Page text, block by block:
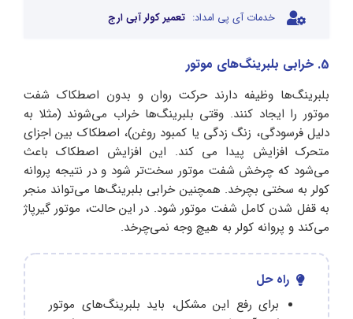
خدمات آی پی امداد: تعمیر کولر آبی ارج
5. خرابی بلبرینگ‌های موتور
بلبرینگ‌ها وظیفه دارند حرکت روان و بدون اصطکاک شفت
موتور را ایجاد کنند. وقتی بلبرینگ‌ها خراب می‌شوند (مثلا به
دلیل فرسودگی، زنگ زدگی یا کمبود روغن)، اصطکاک بین اجزای
متحرک افزایش پیدا می کند. این افزایش اصطکاک باعث
می‌شود که چرخش شفت موتور سخت‌تر شود و در نتیجه پروانه
کولر به سختی بچرخد. همچنین خرابی بلبرینگ‌ها می‌تواند منجر
به قفل شدن کامل شفت موتور شود. در این حالت، موتور گیرپاژ
می‌کند و پروانه کولر به هیچ وجه نمی‌چرخد.
راه حل
برای رفع این مشکل، باید بلبرینگ‌های موتور